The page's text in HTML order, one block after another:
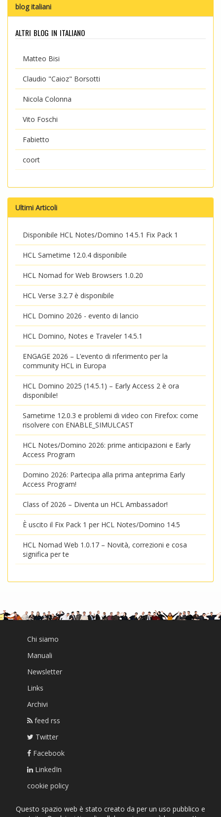
blog italiani
altri blog in italiano
Matteo Bisi
Claudio "Caioz" Borsotti
Nicola Colonna
Vito Foschi
Fabietto
coort
Ultimi Articoli
Disponibile HCL Notes/Domino 14.5.1 Fix Pack 1
HCL Sametime 12.0.4 disponibile
HCL Nomad for Web Browsers 1.0.20
HCL Verse 3.2.7 è disponibile
HCL Domino 2026 - evento di lancio
HCL Domino, Notes e Traveler 14.5.1
ENGAGE 2026 – L’evento di riferimento per la
community HCL in Europa
HCL Domino 2025 (14.5.1) – Early Access 2 è ora
disponibile!
Sametime 12.0.3 e problemi di video con Firefox: come
risolvere con ENABLE_SIMULCAST
HCL Notes/Domino 2026: prime anticipazioni e Early
Access Program
Domino 2026: Partecipa alla prima anteprima Early
Access Program!
Class of 2026 – Diventa un HCL Ambassador!
È uscito il Fix Pack 1 per HCL Notes/Domino 14.5
HCL Nomad Web 1.0.17 – Novità, correzioni e cosa
significa per te
Chi siamo
Manuali
Newsletter
Links
Archivi
feed rss
Twitter
Facebook
LinkedIn
cookie policy
Questo spazio web è stato creato da per un uso pubblico e